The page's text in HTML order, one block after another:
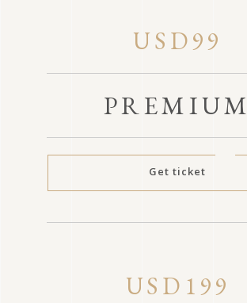
USD99
PREMIUM
Get ticket
USD199